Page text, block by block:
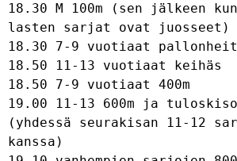
18.30 M 100m (sen jälkeen
lasten sarjat ovat juosseet)
18.30 7-9 vuotiaat
18.50 11-13 vuotiaat keihäs
18.50 7-9 vuotiaat 400m
19.00 11-13 600m ja
(yhdessä seurakisan 11-12
kanssa)